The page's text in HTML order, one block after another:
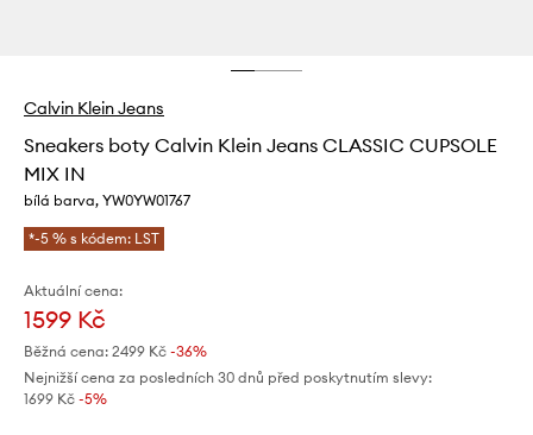
Calvin Klein Jeans
Sneakers boty Calvin Klein Jeans CLASSIC CUPSOLE
MIX IN
bílá barva, YW0YW01767
*-5 % s kódem: LST
Aktuální cena:
1599 Kč
Běžná cena: 2499 Kč -36%
Nejnižší cena za posledních 30 dnů před poskytnutím slevy:
1699 Kč -5%